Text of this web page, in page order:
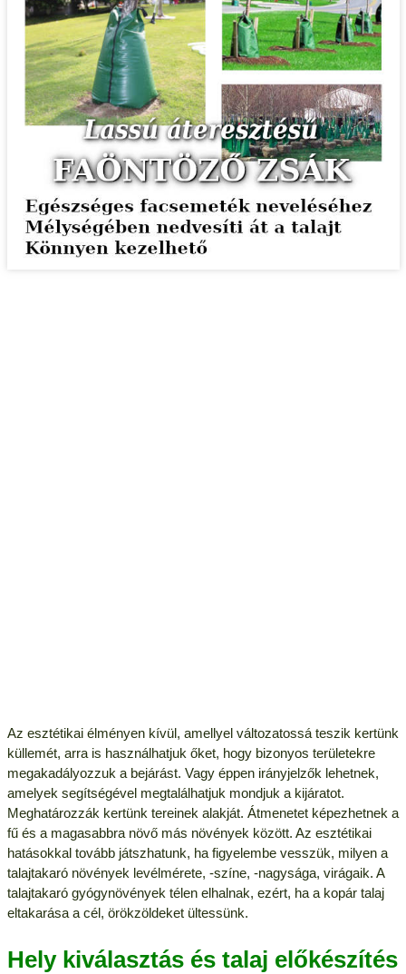
Az esztétikai élményen kívül, amellyel változatossá teszik kertünk
küllemét, arra is használhatjuk őket, hogy bizonyos területekre
megakadályozzuk a bejárást. Vagy éppen irányjelzők lehetnek,
amelyek segítségével megtalálhatjuk mondjuk a kijáratot.
Meghatározzák kertünk tereinek alakját. Átmenetet képezhetnek a
fű és a magasabbra növő más növények között. Az esztétikai
hatásokkal tovább játszhatunk, ha figyelembe vesszük, milyen a
talajtakaró növények levélmérete, -színe, -nagysága, virágaik. A
talajtakaró gyógynövények télen elhalnak, ezért, ha a kopár talaj
eltakarása a cél, örökzöldeket ültessünk.
Hely kiválasztás és talaj előkészítés